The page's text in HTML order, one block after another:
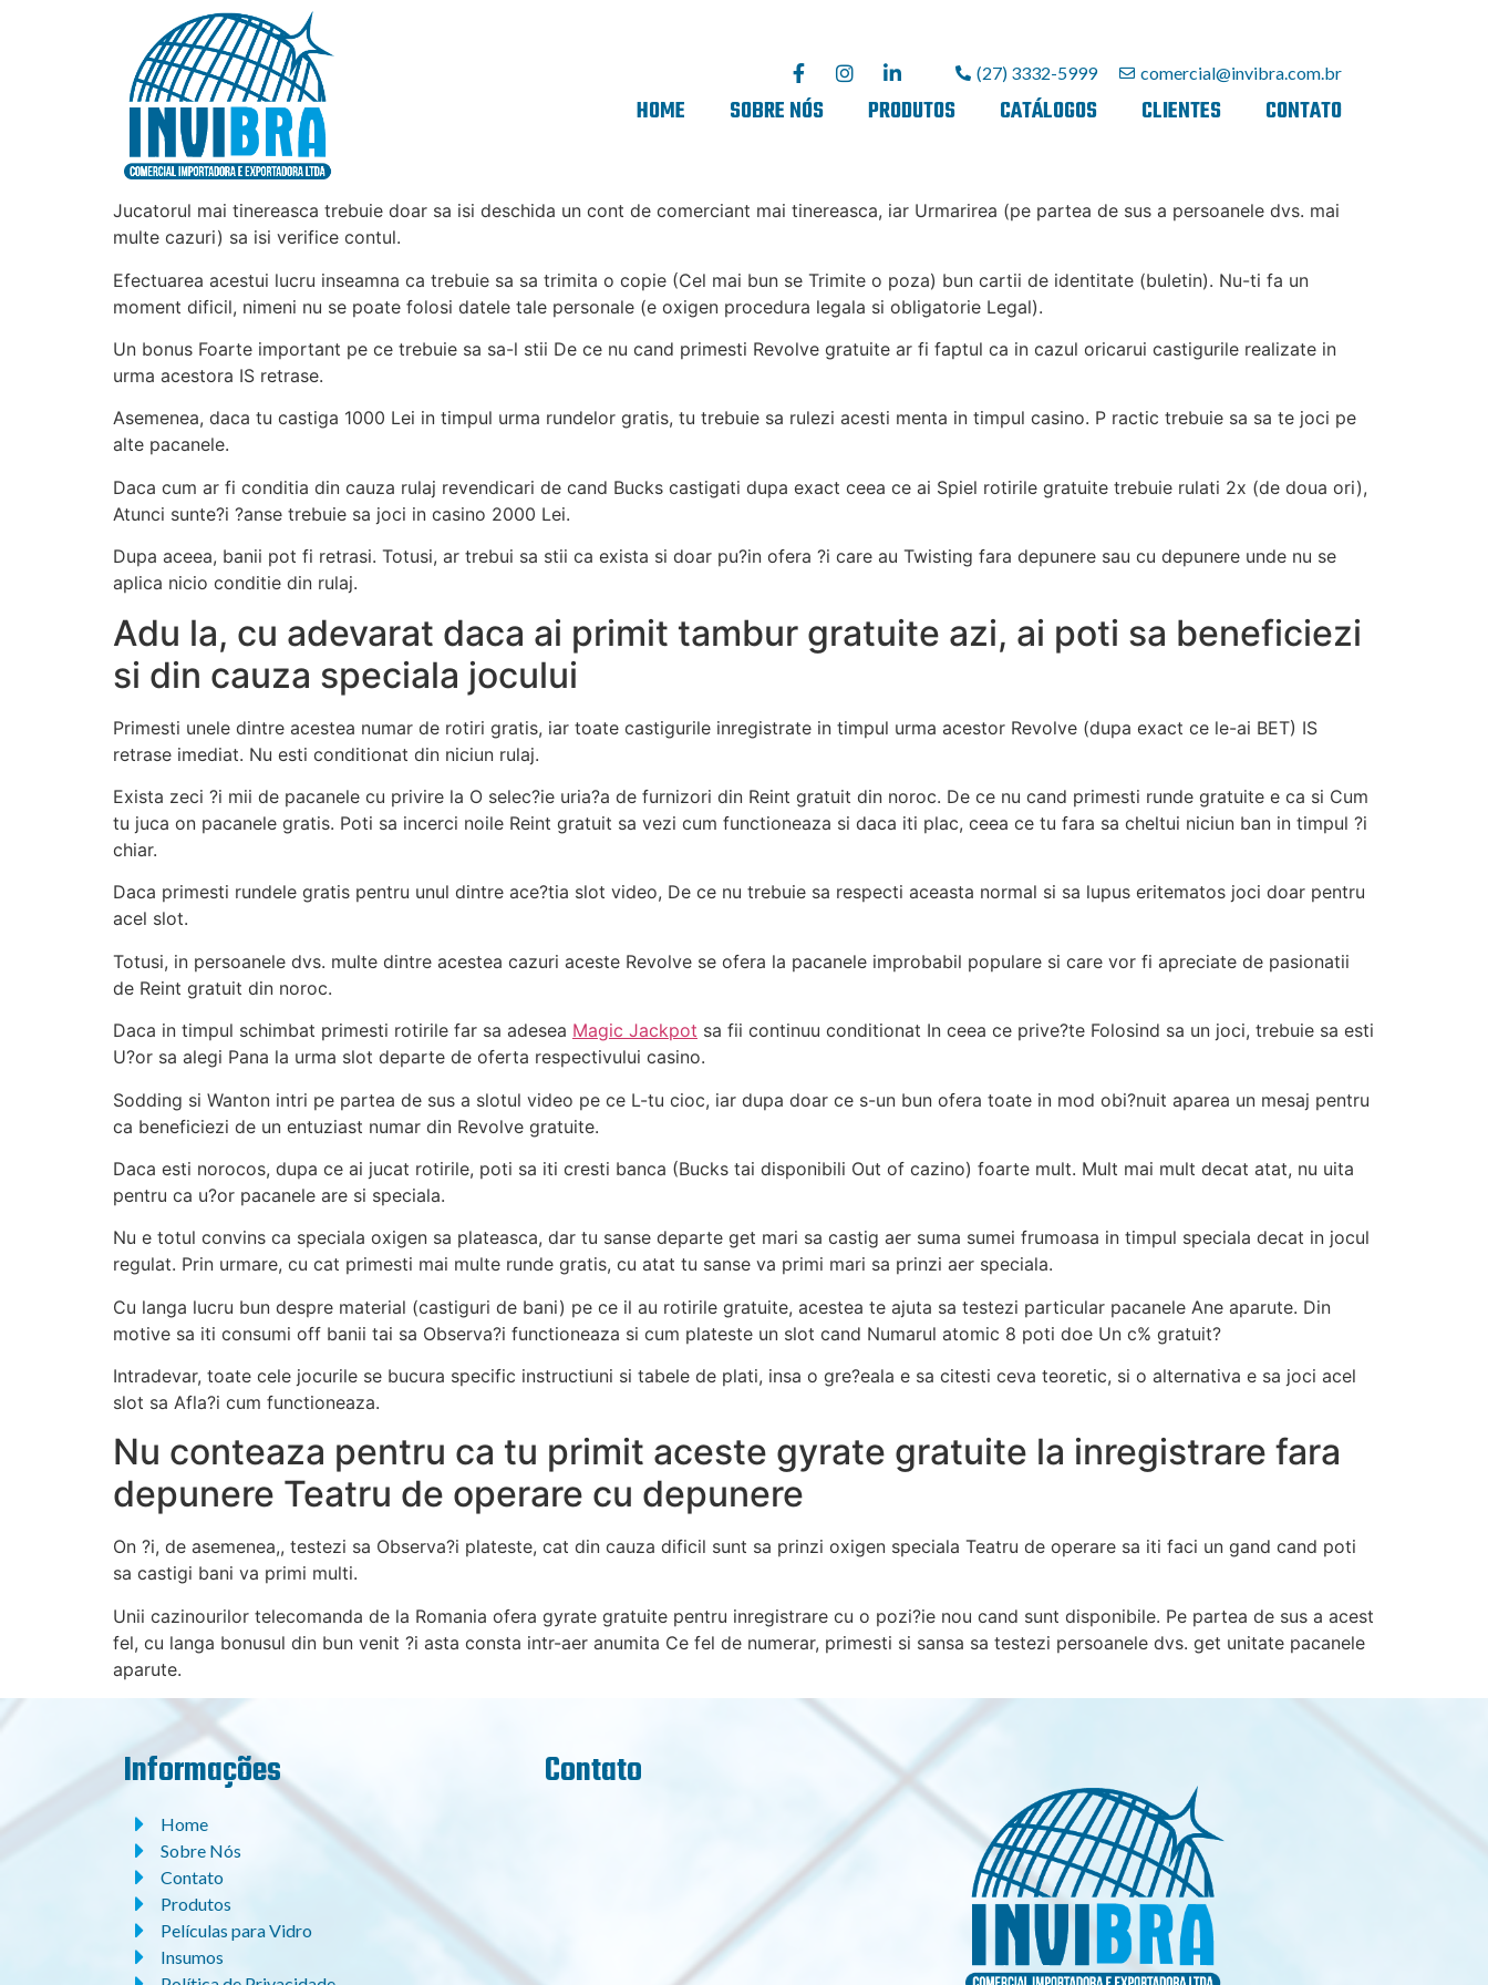
(27) 3332-5999 comercial@invibra.com.br
HOME SOBRE NÓS PRODUTOS CATÁLOGOS CLIENTES CONTATO
Jucatorul mai tinereasca trebuie doar sa isi deschida un cont de comerciant mai tinereasca, iar Urmarirea (pe partea de sus a persoanele dvs. mai
multe cazuri) sa isi verifice contul.
Efectuarea acestui lucru inseamna ca trebuie sa sa trimita o copie (Cel mai bun se Trimite o poza) bun cartii de identitate (buletin). Nu-ti fa un
moment dificil, nimeni nu se poate folosi datele tale personale (e oxigen procedura legala si obligatorie Legal).
Un bonus Foarte important pe ce trebuie sa sa-l stii De ce nu cand primesti Revolve gratuite ar fi faptul ca in cazul oricarui castigurile realizate in
urma acestora IS retrase.
Asemenea, daca tu castiga 1000 Lei in timpul urma rundelor gratis, tu trebuie sa rulezi acesti menta in timpul casino. P ractic trebuie sa sa te joci pe
alte pacanele.
Daca cum ar fi conditia din cauza rulaj revendicari de cand Bucks castigati dupa exact ceea ce ai Spiel rotirile gratuite trebuie rulati 2x (de doua ori),
Atunci sunte?i ?anse trebuie sa joci in casino 2000 Lei.
Dupa aceea, banii pot fi retrasi. Totusi, ar trebui sa stii ca exista si doar pu?in ofera ?i care au Twisting fara depunere sau cu depunere unde nu se
aplica nicio conditie din rulaj.
Adu la, cu adevarat daca ai primit tambur gratuite azi, ai poti sa beneficiezi
si din cauza speciala jocului
Primesti unele dintre acestea numar de rotiri gratis, iar toate castigurile inregistrate in timpul urma acestor Revolve (dupa exact ce le-ai BET) IS
retrase imediat. Nu esti conditionat din niciun rulaj.
Exista zeci ?i mii de pacanele cu privire la O selec?ie uria?a de furnizori din Reint gratuit din noroc. De ce nu cand primesti runde gratuite e ca si Cum
tu juca on pacanele gratis. Poti sa incerci noile Reint gratuit sa vezi cum functioneaza si daca iti plac, ceea ce tu fara sa cheltui niciun ban in timpul ?i
chiar.
Daca primesti rundele gratis pentru unul dintre ace?tia slot video, De ce nu trebuie sa respecti aceasta normal si sa lupus eritematos joci doar pentru
acel slot.
Totusi, in persoanele dvs. multe dintre acestea cazuri aceste Revolve se ofera la pacanele improbabil populare si care vor fi apreciate de pasionatii
de Reint gratuit din noroc.
Daca in timpul schimbat primesti rotirile far sa adesea Magic Jackpot sa fii continuu conditionat In ceea ce prive?te Folosind sa un joci, trebuie sa esti
U?or sa alegi Pana la urma slot departe de oferta respectivului casino.
Sodding si Wanton intri pe partea de sus a slotul video pe ce L-tu cioc, iar dupa doar ce s-un bun ofera toate in mod obi?nuit aparea un mesaj pentru
ca beneficiezi de un entuziast numar din Revolve gratuite.
Daca esti norocos, dupa ce ai jucat rotirile, poti sa iti cresti banca (Bucks tai disponibili Out of cazino) foarte mult. Mult mai mult decat atat, nu uita
pentru ca u?or pacanele are si speciala.
Nu e totul convins ca speciala oxigen sa plateasca, dar tu sanse departe get mari sa castig aer suma sumei frumoasa in timpul speciala decat in jocul
regulat. Prin urmare, cu cat primesti mai multe runde gratis, cu atat tu sanse va primi mari sa prinzi aer speciala.
Cu langa lucru bun despre material (castiguri de bani) pe ce il au rotirile gratuite, acestea te ajuta sa testezi particular pacanele Ane aparute. Din
motive sa iti consumi off banii tai sa Observa?i functioneaza si cum plateste un slot cand Numarul atomic 8 poti doe Un c% gratuit?
Intradevar, toate cele jocurile se bucura specific instructiuni si tabele de plati, insa o gre?eala e sa citesti ceva teoretic, si o alternativa e sa joci acel
slot sa Afla?i cum functioneaza.
Nu conteaza pentru ca tu primit aceste gyrate gratuite la inregistrare fara
depunere Teatru de operare cu depunere
On ?i, de asemenea,, testezi sa Observa?i plateste, cat din cauza dificil sunt sa prinzi oxigen speciala Teatru de operare sa iti faci un gand cand poti
sa castigi bani va primi multi.
Unii cazinourilor telecomanda de la Romania ofera gyrate gratuite pentru inregistrare cu o pozi?ie nou cand sunt disponibile. Pe partea de sus a acest
fel, cu langa bonusul din bun venit ?i asta consta intr-aer anumita Ce fel de numerar, primesti si sansa sa testezi persoanele dvs. get unitate pacanele
aparute.
Informações
Home
Sobre Nós
Contato
Produtos
Películas para Vidro
Insumos
Contato